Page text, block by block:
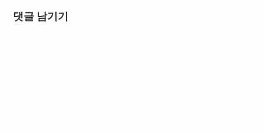
댓글 남기기